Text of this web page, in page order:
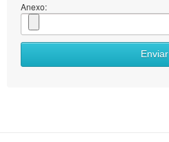
Anexo:
Enviar